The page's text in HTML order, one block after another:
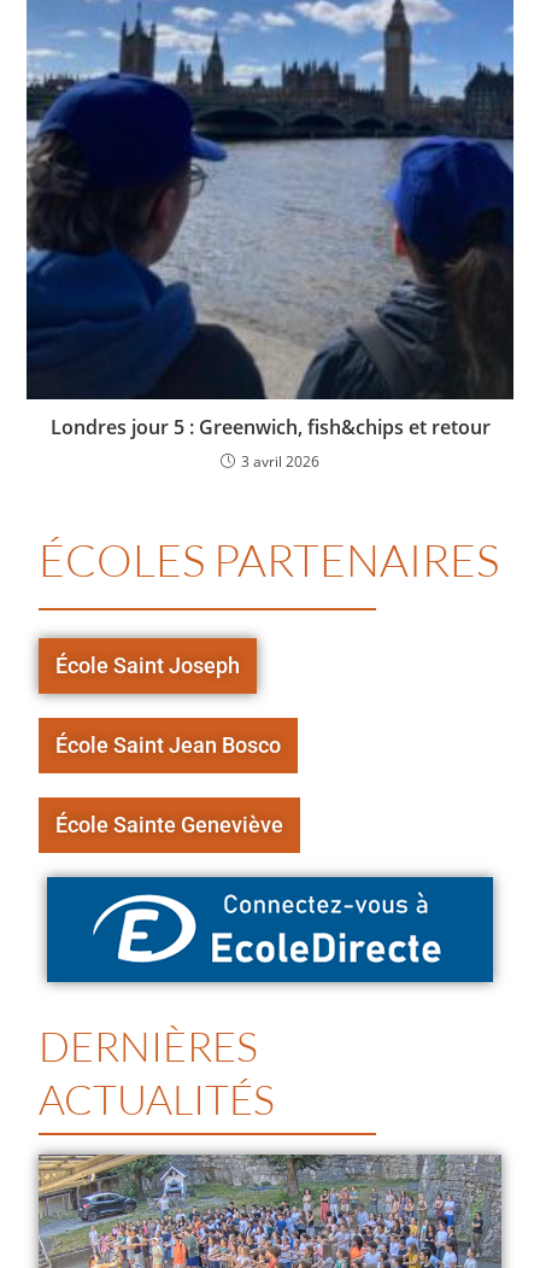
Londres jour 5 : Greenwich, fish&chips et retour
3 avril 2026
ÉCOLES PARTENAIRES
École Saint Joseph
École Saint Jean Bosco
École Sainte Geneviève
DERNIÈRES
ACTUALITÉS